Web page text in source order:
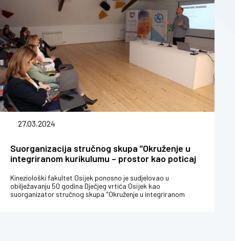
27.03.2024
Suorganizacija stručnog skupa ”Okruženje u
integriranom kurikulumu – prostor kao poticaj
vrtića Osijek
Kineziološki fakultet Osijek ponosno je sudjelovao u
obilježavanju 50 godina Dječjeg vrtića Osijek kao
suorganizator stručnog skupa "Okruženje u integriranom